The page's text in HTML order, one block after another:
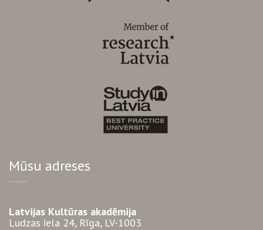
Mūsu adreses
Latvijas Kultūras akadēmija
Ludzas iela 24, Rīga, LV-1003